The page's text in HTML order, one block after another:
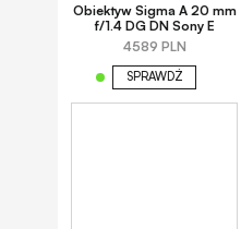
Obiektyw Sigma A 20 mm
f/1.4 DG DN Sony E
4589 PLN
SPRAWDŹ